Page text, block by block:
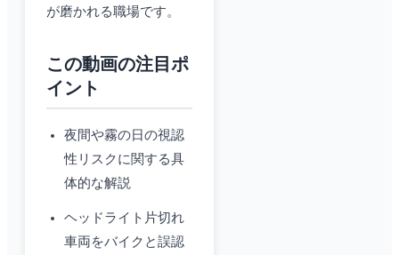
が磨かれる職場です。
この動画の注目ポ
イント
夜間や霧の日の視認
性リスクに関する具
体的な解説
ヘッドライト片切れ
車両をバイクと誤認